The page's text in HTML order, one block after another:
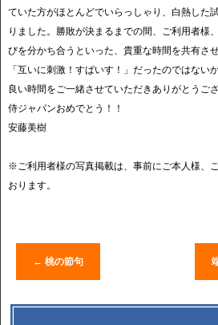
ていた方がほとんどでいらっしゃり、白熱した
りました。勝敗が決まるまでの間、ご利用者様
びを分かち合うといった、貴重な時間を共有さ
「互いに刺激！すぱいす！」だったのではない
良い時間をご一緒させていただきありがとうござ
侍ジャパンおめでとう！！
安藤美樹
※ご利用者様の写真掲載は、事前にご本人様、
おります。
← 桃の節句